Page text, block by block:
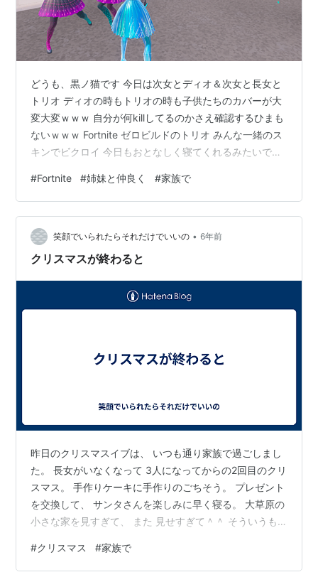
どうも、黒ノ猫です 今日は次女とディオ＆次女と長女と
トリオ ディオの時もトリオの時も子供たちのカバーが大
変大変ｗｗｗ 自分が何killしてるのかさえ確認するひまも
ないｗｗｗ Fortnite ゼロビルドのトリオ みんな一緒のス
キンでビクロイ 今日もおとなしく寝てくれるみたいで
また(＾＿＾)ノシ フォートナイト | クロスプラットフォ
ーム対応の無料プレイゲーム - フォートナイト
(epicgames.com)
#Fortnite #姉妹と仲良く #家族で
笑顔でいられたらそれだけでいいの • 6年前
クリスマスが終わると
昨日のクリスマスイブは、 いつも通り家族で過ごしまし
た。 長女がいなくなって 3人になってからの2回目のクリ
スマス。 手作りケーキに手作りのごちそう。 プレゼント
を交換して、 サンタさんを楽しみに早く寝る。 大草原の
小さな家を見すぎて、 また 見せすぎて＾＾ そういうも
っても、 それは変わらず。 楽しく過ごして、 今朝、わ
くわくしながらツリーのもとへ。 サンタさん、来てたね
#クリスマス #家族で